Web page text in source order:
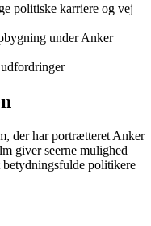
politiske karriere og vej
under Anker
der har portrætteret Anker
giver seerne mulighed
politikere